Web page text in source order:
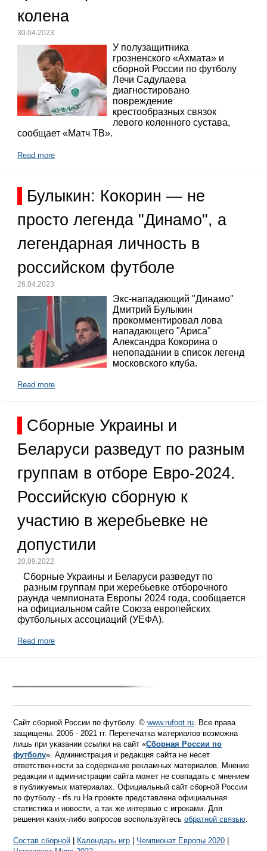
колена
30.04.2023
У полузащитника
грозненского «Ахмата» и
сборной России по футболу
Лечи Садулаева
диагностировано
повреждение
крестообразных связок
левого коленного сустава,
сообщает «Матч ТВ».
Read more
Булыкин: Кокорин — не
просто легенда "Динамо", а
легендарная личность в
российском футболе
26.04.2023
Экс-нападающий "Динамо"
Дмитрий Булыкин
прокомментировал лова
нападающего "Ариса"
Александра Кокорина о
непопадании в список легенд
московского клуба.
Read more
Сборные Украины и
Беларуси разведут по разным
группам в отборе Евро-2024.
Российскую сборную к
участию в жеребьевке не
допустили
20.09.2022
Сборные Украины и Беларуси разведут по
разным группам при жеребьевке отборочного
раунда чемпионата Европы 2024 года, сообщается
на официальном сайте Союза европейских
футбольных ассоциаций (УЕФА).
Read more
Сайт сборной России по футболу. ©www.rufoot.ru. Все права
защищены. 2006 - 2021 гг. Перепечатка материалов возможна
лишь при указании ссылки на сайт «Сборная России по
футболу». Администрация и редакция сайта не несет
ответственности за содержание рекламных материалов. Мнение
редакции и администрации сайта может не совпадать с мнением
в публикуемых материалах. Официальный сайт сборной России
по футболу - rfs.ru На проекте представлена официальная
статистика и новости, а так же интервью с игроками. Для
решения каких-либо вопросов воспользуйтесьобратной связью.
Состав сборной Календарь игр Чемпионат Европы 2020